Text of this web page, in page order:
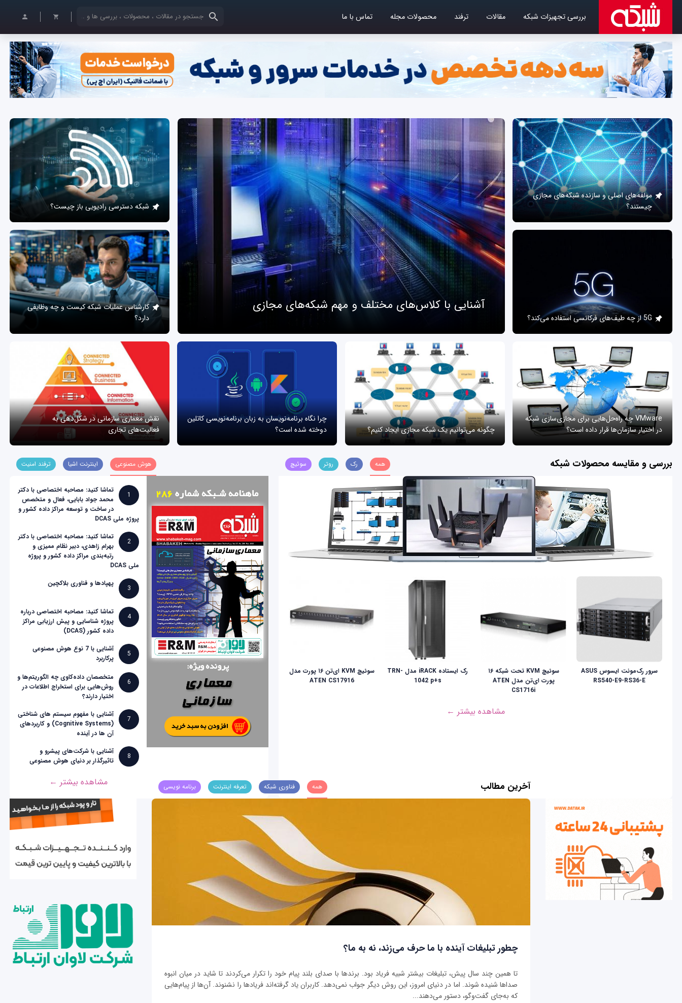
بررسی تجهیزات شبکه مقالات ترفند محصولات مجله تماس با ما کلمات کلیدی خود را وارد کنید
آشنایی با کلاس‌های مختلف و مهم شبکه‌های مجازی
مولفه‌های اصلی و سازنده شبکه‌های مجازی
چیستند؟
5G از چه طیف‌های فرکانسی استفاده می‌کند؟
شبکه دسترسی رادیویی باز چیست؟
کارشناس عملیات شبکه کیست و چه وظایفی
دارد؟
VMware چه راه‌حل‌هایی برای مجازی‌سازی شبکه
در اختیار سازمان‌ها قرار داده است؟
چگونه می‌توانیم یک شبکه مجازی ایجاد کنیم؟
چرا نگاه برنامه‌نویسان به زبان برنامه‌نویسی کاتلین
دوخته شده است؟
نقش معماری سازمانی در شکل‌دهی به
فعالیت‌های تجاری
بررسی و مقایسه محصولات شبکه همه رک روتر سوئیچ
سرور رک‌مونت ایسوس ASUS
RS540-E9-RS36-E
سوئیچ KVM تحت شبکه ۱۶
پورت ای‌تن مدل ATEN
CS1716i
رک ایستاده iRACK مدل TRN-
1042 p+s
سوئیچ KVM ای‌تن ۱۶ پورت مدل
ATEN CS17916
مشاهده بیشتر ←
هوش مصنوعی اینترنت اشیا ترفند امنیت
1
تماشا کنید: مصاحبه اختصاصی با دکتر
محمد جواد بابایی، فعال و متخصص
در ساخت و توسعه مراکز داده کشور و
پروژه ملی DCAS
2
تماشا کنید: مصاحبه اختصاصی با دکتر
بهرام زاهدی، دبیر نظام ممیزی و
رتبه‌بندی مراکز داده کشور و پروژه
ملی DCAS
3
پهپادها و فناوری بلاکچین
4
تماشا کنید: مصاحبه اختصاصی درباره
پروژه شناسایی و پیش ارزیابی مراکز
داده کشور (DCAS)
5
آشنایی با 7 نوع هوش مصنوعی
پرکاربرد
6
متخصصان داده‌کاوی چه الگوریتم‌ها و
روش‌هایی برای استخراج اطلاعات در
اختیار دارند؟
7
آشنایی با مفهوم سیستم های شناختی
(Cognitive Systems) و کاربردهای
آن ها در آینده
8
آشنایی با شرکت‌های پیشرو و
تاثیرگذار بر دنیای هوش مصنوعی
مشاهده بیشتر ← آخرین مطالب همه فناوری شبکه تعرفه اینترنت برنامه نویسی
چطور تبلیغات آینده با ما حرف می‌زند، نه به ما؟
تا همین چند سال پیش، تبلیغات بیشتر شبیه فریاد بود. برندها با صدای بلند پیام خود را تکرار می‌کردند تا شاید در میان انبوه
صداها شنیده شوند. اما در دنیای امروز، این روش دیگر جواب نمی‌دهد. کاربران یاد گرفته‌اند فریادها را نشنوند. آن‌ها از پیام‌هایی
که به‌جای گفت‌وگو، دستور می‌دهند...